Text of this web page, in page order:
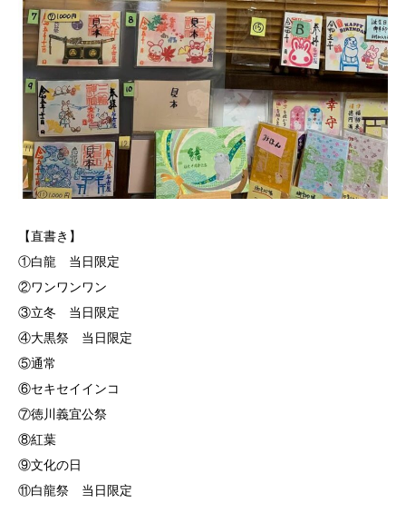
【直書き】
①白龍 当日限定
②ワンワンワン
③立冬 当日限定
④大黒祭 当日限定
⑤通常
⑥セキセイインコ
⑦徳川義宜公祭
⑧紅葉
⑨文化の日
⑪白龍祭 当日限定